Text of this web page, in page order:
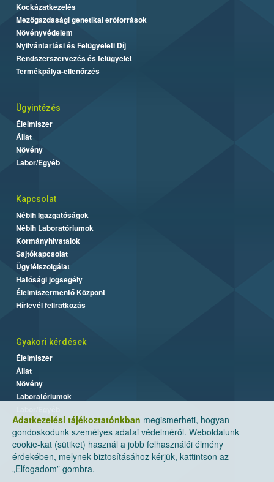
Adatkezelési tájékoztatónkban megismerheti, hogyan
gondoskodunk személyes adatai védelméről. Weboldalunk
cookie-kat (sütiket) használ a jobb felhasználói élmény
érdekében, melynek biztosításához kérjük, kattintson az
„Elfogadom” gombra.
Kockázatkezelés
Mezőgazdasági genetikai erőforrások
Növényvédelem
Nyilvántartási és Felügyeleti Díj
Rendszerszervezés és felügyelet
Termékpálya-ellenőrzés
Ügyintézés
Élelmiszer
Állat
Növény
Labor/Egyéb
Kapcsolat
Nébih Igazgatóságok
Nébih Laboratóriumok
Kormányhivatalok
Sajtókapcsolat
Ügyfélszolgálat
Hatósági jogsegély
Élelmiszermentő Központ
Hírlevél feliratkozás
Gyakori kérdések
Élelmiszer
Állat
Növény
Laboratóriumok